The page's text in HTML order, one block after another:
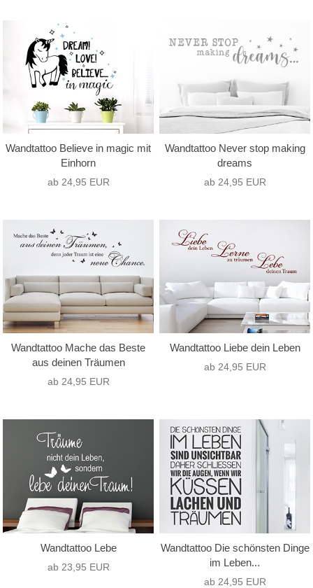
Wandtattoo Believe in magic mit
Einhorn
ab 24,95 EUR
Wandtattoo Never stop making
dreams
ab 24,95 EUR
Wandtattoo Mache das Beste
aus deinen Träumen
ab 24,95 EUR
Wandtattoo Liebe dein Leben
ab 24,95 EUR
Wandtattoo Lebe
ab 23,95 EUR
Wandtattoo Die schönsten Dinge
im Leben...
ab 24,95 EUR